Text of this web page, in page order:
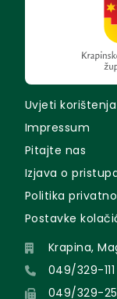
Uvjeti korištenja
Impressum
Pitajte nas
Izjava o
Politika
Postavke
Krapina,
049/329-111
049/329-